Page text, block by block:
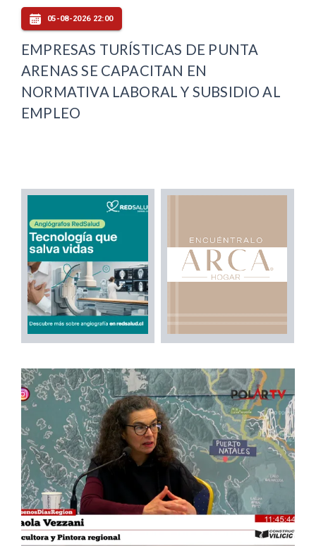
05-08-2026 22:00
EMPRESAS TURÍSTICAS DE PUNTA
ARENAS SE CAPACITAN EN
NORMATIVA LABORAL Y SUBSIDIO AL
EMPLEO